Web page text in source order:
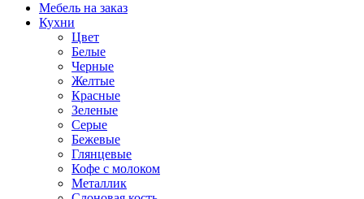
Мебель на заказ
Кухни
Цвет
Белые
Черные
Желтые
Красные
Зеленые
Серые
Бежевые
Глянцевые
Кофе с молоком
Металлик